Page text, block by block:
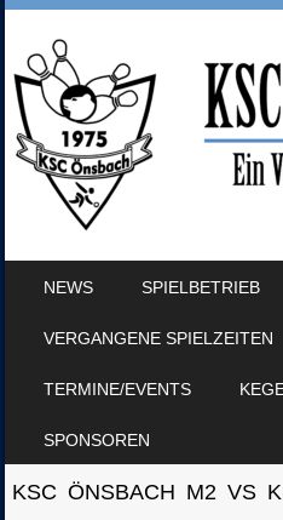
NEWS SPIELBETRIEB
VERGANGENE SPIELZEITEN
TERMINE/EVENTS
SPONSOREN
KSC ÖNSBACH M2 VS